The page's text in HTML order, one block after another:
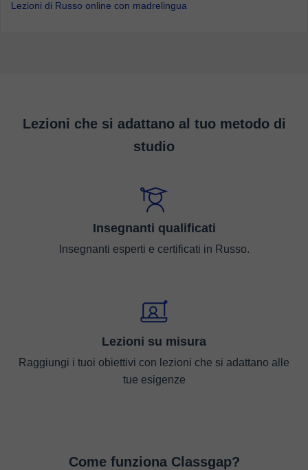
Lezioni di Russo online con madrelingua
Lezioni che si adattano al tuo metodo di
studio
Insegnanti qualificati
Insegnanti esperti e certificati in Russo.
Lezioni su misura
Raggiungi i tuoi obiettivi con lezioni che si adattano alle
tue esigenze
Come funziona Classgap?